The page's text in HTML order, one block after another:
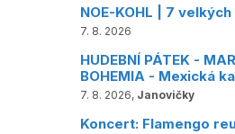
NOE-KOHL | 7
7. 8. 2026
HUDEBNÍ PÁTEK -
BOHEMIA - Mexická
7. 8. 2026, Janovičky
Koncert: Flamengo